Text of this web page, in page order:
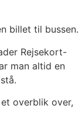
billet til bussen.
Rejsekort-
man altid en
overblik over,